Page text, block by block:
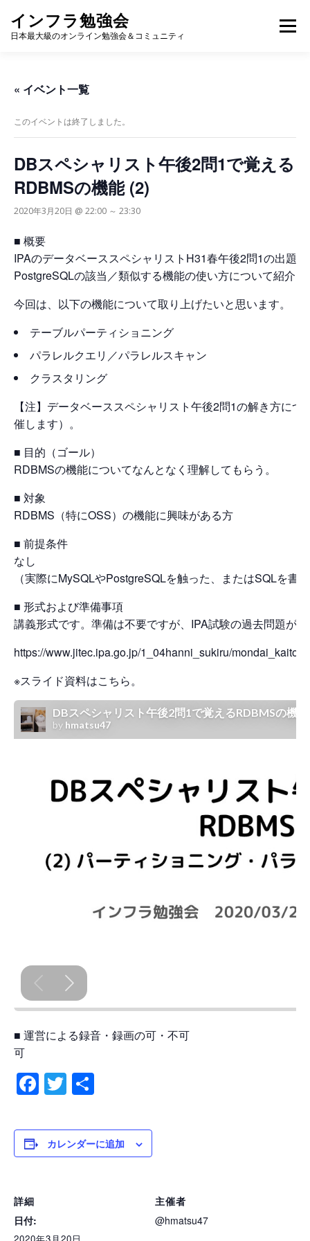
インフラ勉強会
日本最大級のオンライン勉強会＆コミュニティ
メニュー
« イベント一覧
このイベントは終了しました。
DBスペシャリスト午後2問1で覚える
RDBMSの機能 (2)
2020年3月20日 @ 22:00 ～ 23:30
■ 概要
IPAのデータベーススペシャリストH31春午後2問1の出題
PostgreSQLの該当／類似する機能の使い方について紹介
今回は、以下の機能について取り上げたいと思います。
テーブルパーティショニング
パラレルクエリ／パラレルスキャン
クラスタリング
【注】データベーススペシャリスト午後2問1の解き方に
催します）。
■ 目的（ゴール）
RDBMSの機能についてなんとなく理解してもらう。
■ 対象
RDBMS（特にOSS）の機能に興味がある方
■ 前提条件
なし
（実際にMySQLやPostgreSQLを触った、またはSQLを
■ 形式および準備事項
講義形式です。準備は不要ですが、IPA試験の過去問題が
https://www.jitec.ipa.go.jp/1_04hanni_sukiru/
※スライド資料はこちら。
■ 運営による録音・録画の可・不可
可
Facebook
Twitter
カレンダーに追加
詳細
日付:
主催者
@hmatsu47